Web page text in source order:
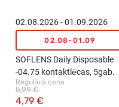
02.08.2026 - 01.09.2026
02.08-01.09
SOFLENS Daily Disposable
-04.75 kontaktlēcas, 5gab.
Regulārā cena
4,79 €
5,99 €